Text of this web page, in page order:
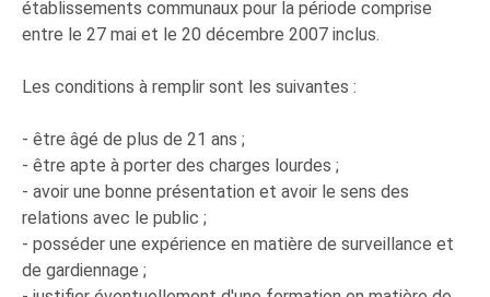
établissements communaux pour la période comprise
entre le 27 mai et le 20 décembre 2007 inclus.
Les conditions à remplir sont les suivantes :
- être âgé de plus de 21 ans ;
- être apte à porter des charges lourdes ;
- avoir une bonne présentation et avoir le sens des
relations avec le public ;
- posséder une expérience en matière de surveillance et
de gardiennage ;